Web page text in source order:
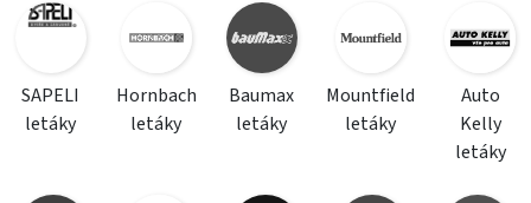
SAPELI
letáky
Hornbach
letáky
Baumax
letáky
Mountfield
letáky
Auto
Kelly
letáky